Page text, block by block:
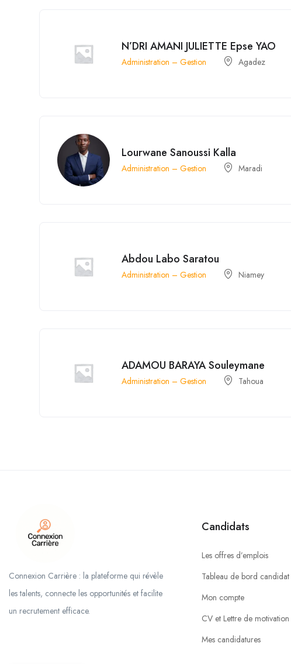
N’DRI AMANI JULIETTE Epse YAO
Administration – Gestion Agadez
Lourwane Sanoussi Kalla
Administration – Gestion Maradi
Abdou Labo Saratou
Administration – Gestion Niamey
ADAMOU BARAYA Souleymane
Administration – Gestion Tahoua
Connexion Carrière : la plateforme qui révèle
les talents, connecte les opportunités et facilite
un recrutement efficace.
Candidats
Les offres d’emplois
Tableau de bord candidat
Mon compte
CV et Lettre de motivation
Mes candidatures